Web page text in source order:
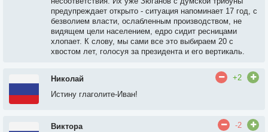
предупреждает открыто - ситуация напоминает 17 год, с
безволием власти, ослабленным производством, не
видящем цели населением, едро сидит ресницами
хлопает. К слову, мы сами все это выбираем 20 с
хвостом лет, голосуя за президента и его вертикаль.
Николай
+2
Истину глаголите-Иван!
Виктора
-2